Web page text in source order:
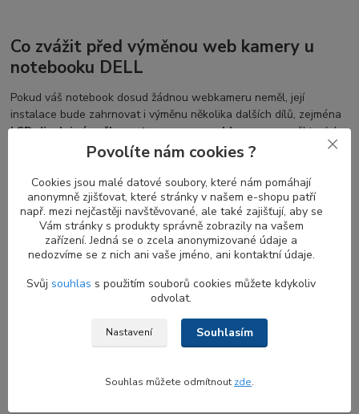
Co zvážit před výměnou web kamery u
notebooku DELL
Pokud váš notebook dosud žádnou webkameru neměl, její
instalace bude zahrnovat i výměnu několika dalších dílů, zejména
LCD displej rámečku s otvorem pro webkamerua v některých
případech také výměnuLVDS flex display kabelu
Vaše kamera však nemusí být poškozena a může být užitečné
zkusit následující kroky pro obnovu její funkčnosti bez nutnosti
pořizovat nový náhradní díl.
Jak zjistit, zda moje notebook webkamera
Pokud jste nedávno aktualizovali Windows 10, může být nutné
výchozím nastavení. Pro udělení přístupu vyberte
Povolíte nám cookies ?
Cookies jsou malé datové soubory, které nám pomáhají
anonymně zjišťovat, které stránky v našem e-shopu patří
např. mezi nejčastěji navštěvované, ale také zajišťují, aby se
Vám stránky s produkty správně zobrazily na vašem
zařízení. Jedná se o zcela anonymizované údaje a
nedozvíme se z nich ani vaše jméno, ani kontaktní údaje.
Svůj souhlas s použitím souborů cookies můžete kdykoliv
odvolat.
Nastavení Souhlasím
Souhlas můžete odmítnout zde.